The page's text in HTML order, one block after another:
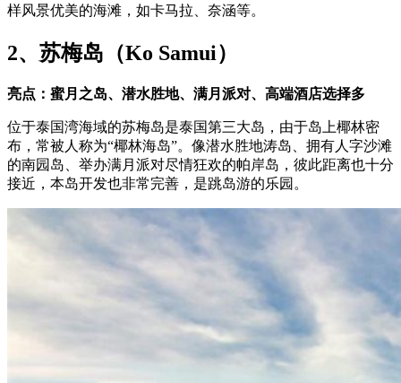
样风景优美的海滩，如卡马拉、奈涵等。
2、苏梅岛（Ko Samui）
亮点：蜜月之岛、潜水胜地、满月派对、高端酒店选择多
位于泰国湾海域的苏梅岛是泰国第三大岛，由于岛上椰林密
布，常被人称为“椰林海岛”。像潜水胜地涛岛、拥有人字沙滩
的南园岛、举办满月派对尽情狂欢的帕岸岛，彼此距离也十分
接近，本岛开发也非常完善，是跳岛游的乐园。